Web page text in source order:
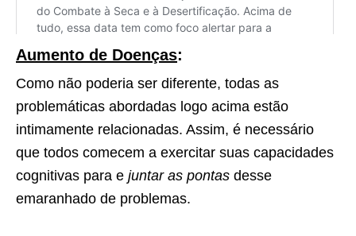
Aumento de Doenças:
Como não poderia ser diferente, todas as
problemáticas abordadas logo acima estão
intimamente relacionadas. Assim, é necessário
que todos comecem a exercitar suas capacidades
cognitivas para e juntar as pontas desse
emaranhado de problemas.